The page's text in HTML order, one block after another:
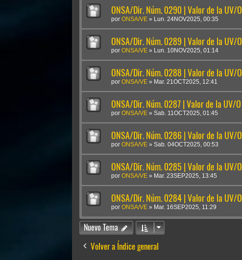
ONSA/Dir. Núm. 0290 | Valor de la UV/O
por ONSA/VE » Lun. 24NOV2025, 00:35
ONSA/Dir. Núm. 0289 | Valor de la UV/O
por ONSA/VE » Lun. 10NOV2025, 01:14
ONSA/Dir. Núm. 0288 | Valor de la UV/O
por ONSA/VE » Mar. 21OCT2025, 12:41
ONSA/Dir. Núm. 0287 | Valor de la UV/O
por ONSA/VE » Sab. 11OCT2025, 01:45
ONSA/Dir. Núm. 0286 | Valor de la UV/O
por ONSA/VE » Sab. 04OCT2025, 00:53
ONSA/Dir. Núm. 0285 | Valor de la UV/O
por ONSA/VE » Mar. 23SEP2025, 13:45
ONSA/Dir. Núm. 0284 | Valor de la UV/O
por ONSA/VE » Mar. 16SEP2025, 11:29
Nuevo Tema
Volver a Índice general